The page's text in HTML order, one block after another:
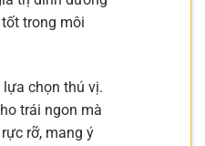
trong môi
chọn thú vị.
trái ngon mà
rỡ, mang ý